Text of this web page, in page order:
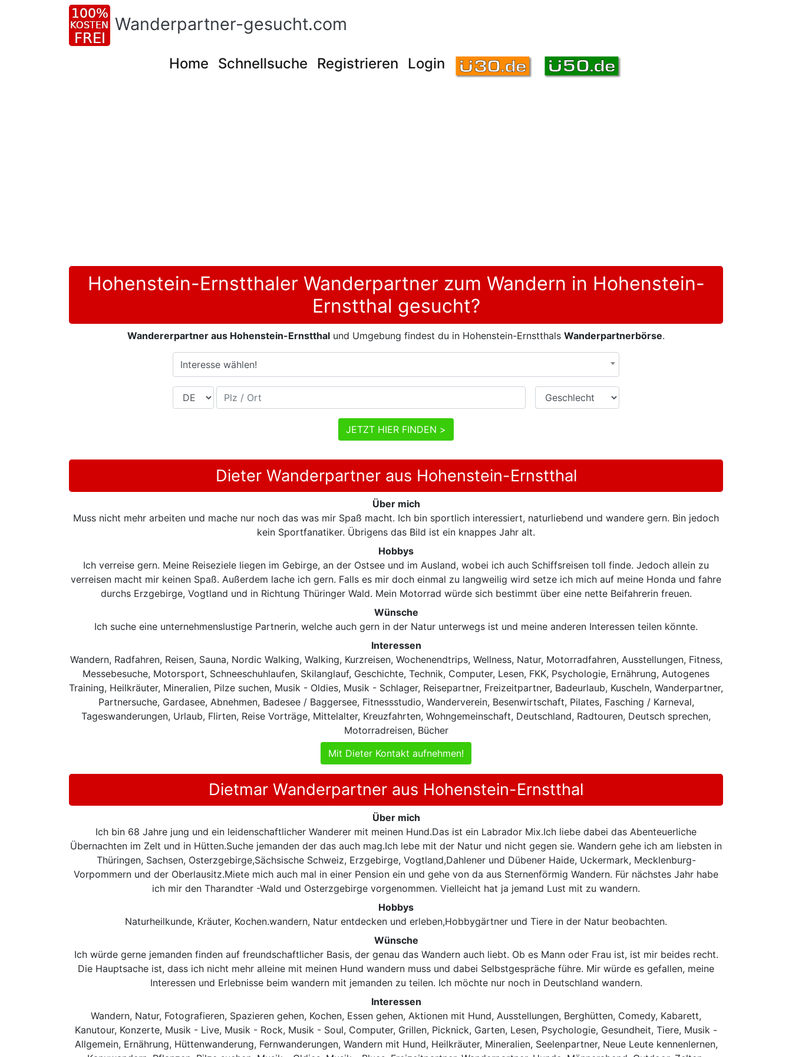
Wanderpartner-gesucht.com
Home Schnellsuche Registrieren Login
Hohenstein-Ernstthaler Wanderpartner zum Wandern in Hohenstein-
Ernstthal gesucht?
Wandererpartner aus Hohenstein-Ernstthal und Umgebung findest du in Hohenstein-Ernstthals Wanderpartnerbörse.
Interesse wählen!
Land Plz / Ort Geschlecht
JETZT HIER FINDEN >
Dieter Wanderpartner aus Hohenstein-Ernstthal
Über mich
Muss nicht mehr arbeiten und mache nur noch das was mir Spaß macht. Ich bin sportlich interessiert, naturliebend und wandere gern. Bin jedoch
kein Sportfanatiker. Übrigens das Bild ist ein knappes Jahr alt.
Hobbys
Ich verreise gern. Meine Reiseziele liegen im Gebirge, an der Ostsee und im Ausland, wobei ich auch Schiffsreisen toll finde. Jedoch allein zu
verreisen macht mir keinen Spaß. Außerdem lache ich gern. Falls es mir doch einmal zu langweilig wird setze ich mich auf meine Honda und fahre
durchs Erzgebirge, Vogtland und in Richtung Thüringer Wald. Mein Motorrad würde sich bestimmt über eine nette Beifahrerin freuen.
Wünsche
Ich suche eine unternehmenslustige Partnerin, welche auch gern in der Natur unterwegs ist und meine anderen Interessen teilen könnte.
Interessen
Wandern, Radfahren, Reisen, Sauna, Nordic Walking, Walking, Kurzreisen, Wochenendtrips, Wellness, Natur, Motorradfahren, Ausstellungen, Fitness,
Messebesuche, Motorsport, Schneeschuhlaufen, Skilanglauf, Geschichte, Technik, Computer, Lesen, FKK, Psychologie, Ernährung, Autogenes
Training, Heilkräuter, Mineralien, Pilze suchen, Musik - Oldies, Musik - Schlager, Reisepartner, Freizeitpartner, Badeurlaub, Kuscheln, Wanderpartner,
Partnersuche, Gardasee, Abnehmen, Badesee / Baggersee, Fitnessstudio, Wanderverein, Besenwirtschaft, Pilates, Fasching / Karneval,
Tageswanderungen, Urlaub, Flirten, Reise Vorträge, Mittelalter, Kreuzfahrten, Wohngemeinschaft, Deutschland, Radtouren, Deutsch sprechen,
Motorradreisen, Bücher
Mit Dieter Kontakt aufnehmen!
Dietmar Wanderpartner aus Hohenstein-Ernstthal
Über mich
Ich bin 68 Jahre jung und ein leidenschaftlicher Wanderer mit meinen Hund.Das ist ein Labrador Mix.Ich liebe dabei das Abenteuerliche
Übernachten im Zelt und in Hütten.Suche jemanden der das auch mag.Ich lebe mit der Natur und nicht gegen sie. Wandern gehe ich am liebsten in
Thüringen, Sachsen, Osterzgebirge,Sächsische Schweiz, Erzgebirge, Vogtland,Dahlener und Dübener Haide, Uckermark, Mecklenburg-
Vorpommern und der Oberlausitz.Miete mich auch mal in einer Pension ein und gehe von da aus Sternenförmig Wandern. Für nächstes Jahr habe
ich mir den Tharandter -Wald und Osterzgebirge vorgenommen. Vielleicht hat ja jemand Lust mit zu wandern.
Hobbys
Naturheilkunde, Kräuter, Kochen.wandern, Natur entdecken und erleben,Hobbygärtner und Tiere in der Natur beobachten.
Wünsche
Ich würde gerne jemanden finden auf freundschaftlicher Basis, der genau das Wandern auch liebt. Ob es Mann oder Frau ist, ist mir beides recht.
Die Hauptsache ist, dass ich nicht mehr alleine mit meinen Hund wandern muss und dabei Selbstgespräche führe. Mir würde es gefallen, meine
Interessen und Erlebnisse beim wandern mit jemanden zu teilen. Ich möchte nur noch in Deutschland wandern.
Interessen
Wandern, Natur, Fotografieren, Spazieren gehen, Kochen, Essen gehen, Aktionen mit Hund, Ausstellungen, Berghütten, Comedy, Kabarett,
Kanutour, Konzerte, Musik - Live, Musik - Rock, Musik - Soul, Computer, Grillen, Picknick, Garten, Lesen, Psychologie, Gesundheit, Tiere, Musik -
Allgemein, Ernährung, Hüttenwanderung, Fernwanderungen, Wandern mit Hund, Heilkräuter, Mineralien, Seelenpartner, Neue Leute kennenlernen,